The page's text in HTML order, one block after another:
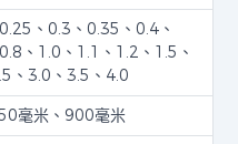
、0.3、0.35、0.4、
、1.0、1.1、1.2、1.5、
、3.0、3.5、4.0
毫米、900毫米